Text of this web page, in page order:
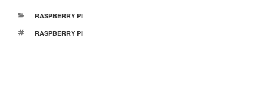
РУБРИКИ
RASPBERRY PI
МЕТКИ
RASPBERRY PI